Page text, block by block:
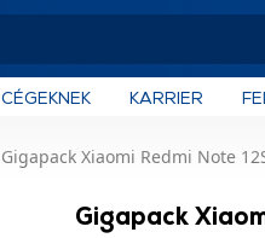
CÉGEKNEK KARRIER
Gigapack Xiaomi Redmi Note
Gigapack